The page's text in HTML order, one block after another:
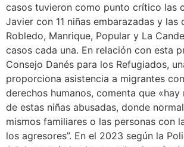
casos tuvieron como punto crítico las
Javier con 11 niñas embarazadas y las
Robledo, Manrique, Popular y La
casos cada una. En relación con esta
Consejo Danés para los Refugiados,
proporciona asistencia a migrantes
derechos humanos, comenta que «hay
de estas niñas abusadas, donde
mismos familiares o las personas con
los agresores”. En el 2023 según la